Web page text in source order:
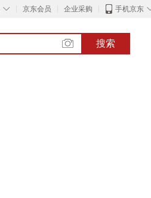
◇ 京东会员 企业采购 手机京东
搜索